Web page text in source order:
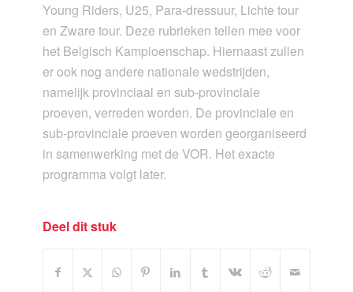
Young Riders, U25, Para-dressuur, Lichte tour
en Zware tour. Deze rubrieken tellen mee voor
het Belgisch Kampioenschap. Hiernaast zullen
er ook nog andere nationale wedstrijden,
namelijk provinciaal en sub-provinciale
proeven, verreden worden. De provinciale en
sub-provinciale proeven worden georganiseerd
in samenwerking met de VOR. Het exacte
programma volgt later.
Deel dit stuk